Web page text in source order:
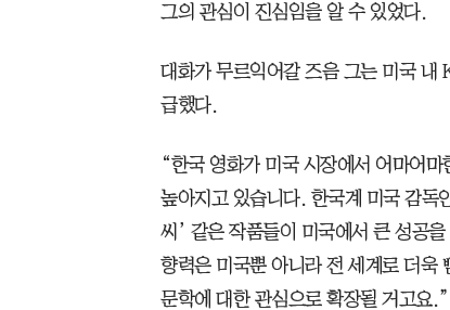
그의 관심이 진심임을 알 수 있었다.
대화가 무르익어갈 즈음 그는 미국 내
급했다.
“한국 영화가 미국 시장에서 어마어
높아지고 있습니다. 한국계 미국 감독
씨’ 같은 작품들이 미국에서 큰 성공
향력은 미국뿐 아니라 전 세계로 더욱
문학에 대한 관심으로 확장될 거고요.”